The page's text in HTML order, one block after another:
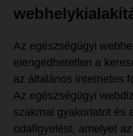
Az egészségügyi
elengedhetetlen a
az általános internetes
Az egészségügyi
szakmai gyakorlatot és
odafigyelést, amelyet